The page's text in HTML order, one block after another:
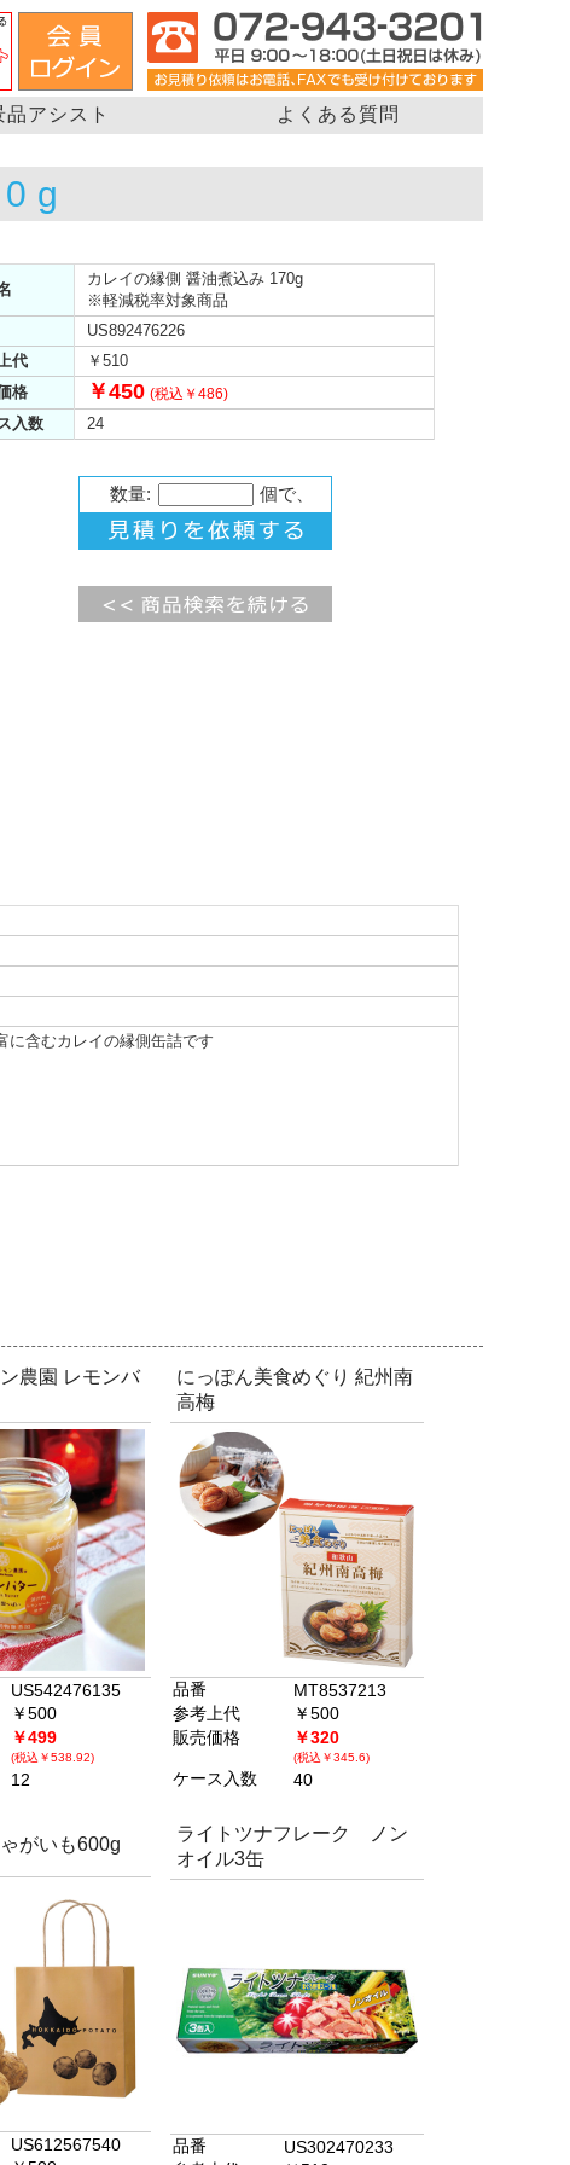
品アシスト よくある質問
カレイの縁側 醤油煮込み 170g
※軽減税率対象商品
US892476226
代
￥510
格
￥450 (税込￥486)
入数 24
数量: 個で、
に含むカレイの縁側缶詰です
農園 レモンバ
US542476135
￥500
￥499
(税込￥538.92)
12
にっぽん美食めぐり 紀州南
高梅
品番
MT8537213
参考上代
￥500
販売価格
￥320
(税込￥345.6)
ケース入数 40
がいも600g
US612567540
ライトツナフレーク ノン
オイル3缶
品番
US302470233